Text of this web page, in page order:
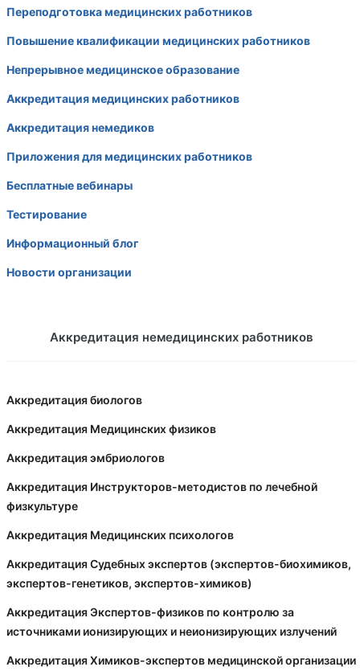
Переподготовка медицинских работников
Повышение квалификации медицинских работников
Непрерывное медицинское образование
Аккредитация медицинских работников
Аккредитация немедиков
Приложения для медицинских работников
Бесплатные вебинары
Тестирование
Информационный блог
Новости организации
Аккредитация немедицинских работников
Аккредитация биологов
Аккредитация Медицинских физиков
Аккредитация эмбриологов
Аккредитация Инструкторов-методистов по лечебной
физкультуре
Аккредитация Медицинских психологов
Аккредитация Судебных экспертов (экспертов-биохимиков,
экспертов-генетиков, экспертов-химиков)
Аккредитация Экспертов-физиков по контролю за
источниками ионизирующих и неионизирующих излучений
Аккредитация Химиков-экспертов медицинской организации